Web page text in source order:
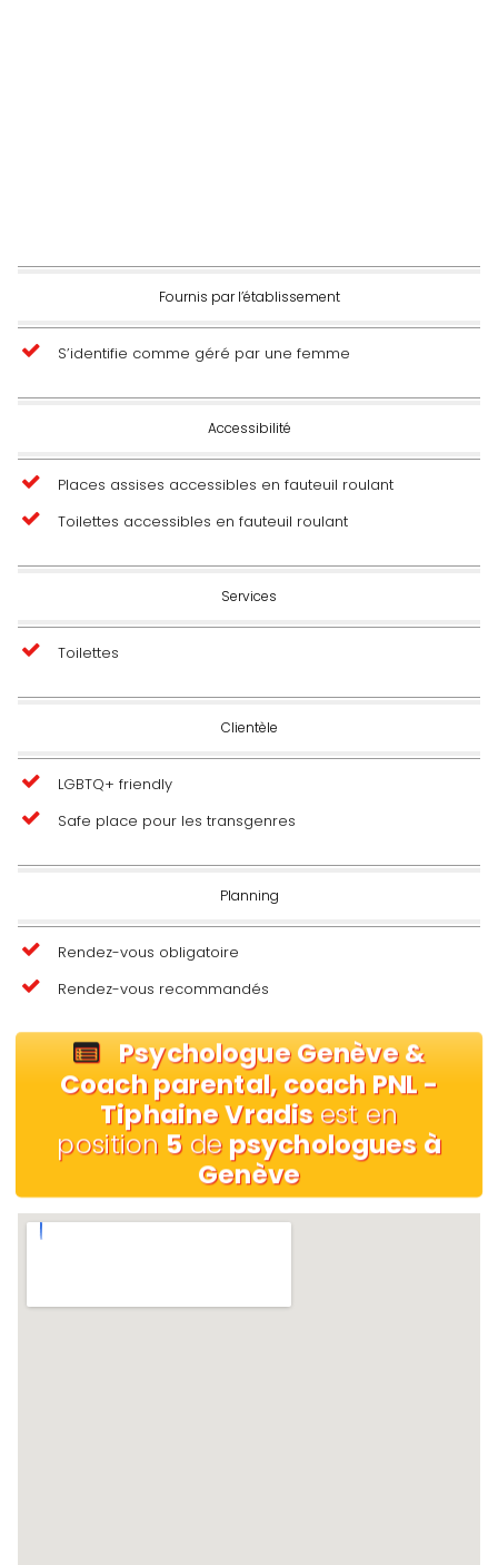
Fournis par l’établissement
S’identifie comme géré par une femme
Accessibilité
Places assises accessibles en fauteuil roulant
Toilettes accessibles en fauteuil roulant
Services
Toilettes
Clientèle
LGBTQ+ friendly
Safe place pour les transgenres
Planning
Rendez-vous obligatoire
Rendez-vous recommandés
Psychologue Genève &
Coach parental, coach PNL -
Tiphaine Vradisest en
position 5 de psychologues à
Genève